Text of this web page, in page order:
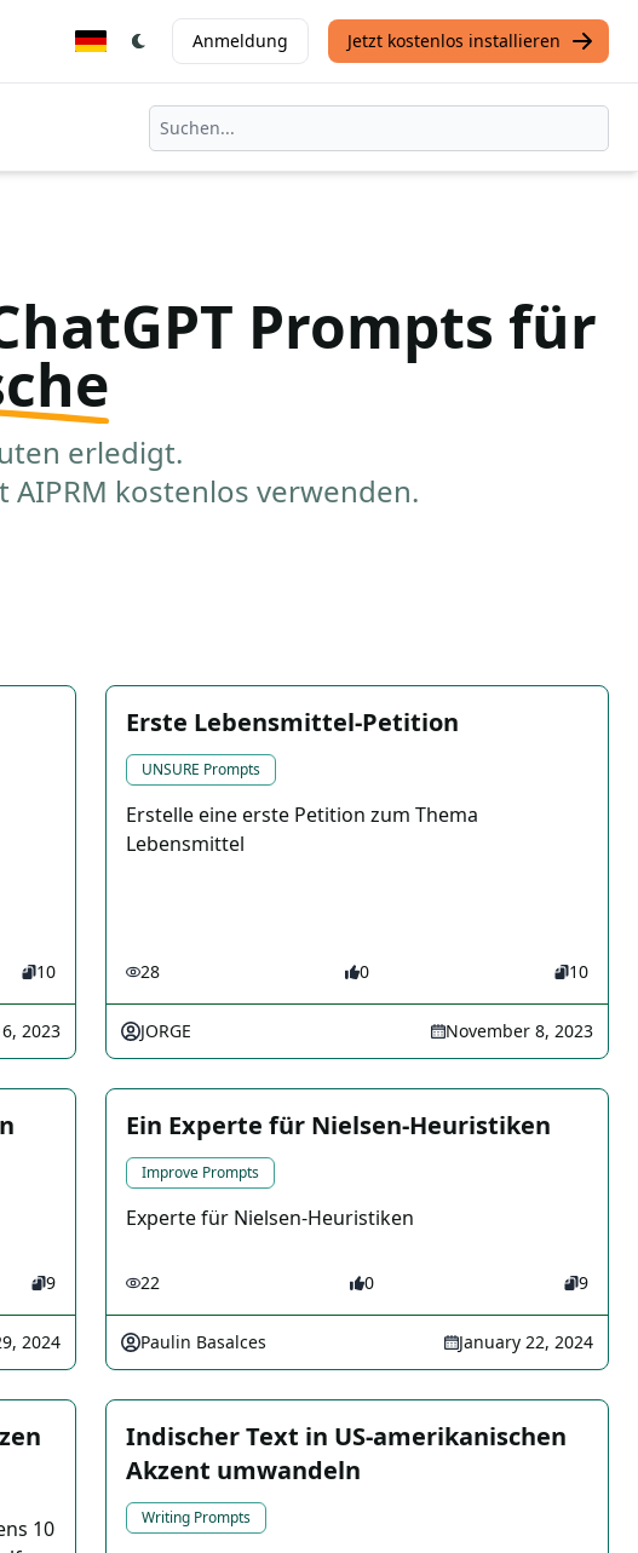
Anmeldung Jetzt kostenlos installieren
Prompts für
erledigt.
AIPRM kostenlos verwenden.
10
2023
Erste Lebensmittel-Petition
UNSURE Prompts
Erstelle eine erste Petition zum Thema
Lebensmittel
28 0 10
JORGE November 8, 2023
9
2024
Ein Experte für Nielsen-Heuristiken
Improve Prompts
Experte für Nielsen-Heuristiken
22 0 9
Paulin Basalces January 22, 2024
10
Indischer Text in US-amerikanischen
Akzent umwandeln
Writing Prompts